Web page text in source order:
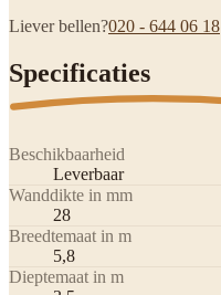
Liever bellen?020 - 644 06 18
Specificaties
Beschikbaarheid
Leverbaar
Wanddikte in mm
28
Breedtemaat in m
5,8
Dieptemaat in m